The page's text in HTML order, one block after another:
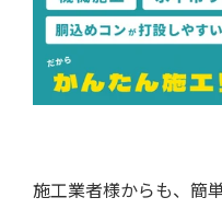
施工業者様からも、簡